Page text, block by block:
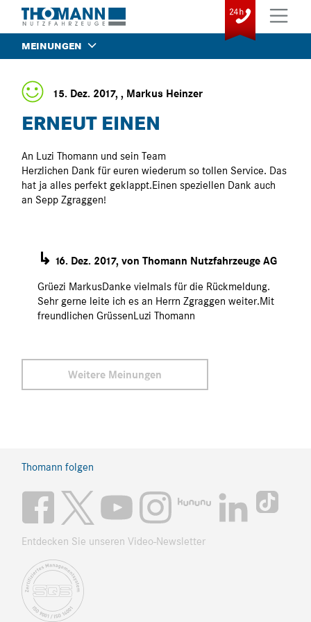
MEINUNGEN
15. Dez. 2017, , Markus Heinzer
ERNEUT EINEN
An Luzi Thomann und sein Team
Herzlichen Dank für euren wiederum so tollen Service. Das
hat ja alles perfekt geklappt.Einen speziellen Dank auch
an Sepp Zgraggen!
↳ 16. Dez. 2017, von Thomann Nutzfahrzeuge AG
Grüezi MarkusDanke vielmals für die Rückmeldung.
Sehr gerne leite ich es an Herrn Zgraggen weiter.Mit
freundlichen GrüssenLuzi Thomann
Weitere Meinungen
Thomann folgen
Entdecken Sie unseren Video-Newsletter